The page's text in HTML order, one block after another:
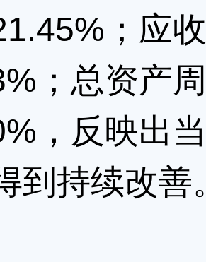
；应
；总资产
，反映出
到持续改善